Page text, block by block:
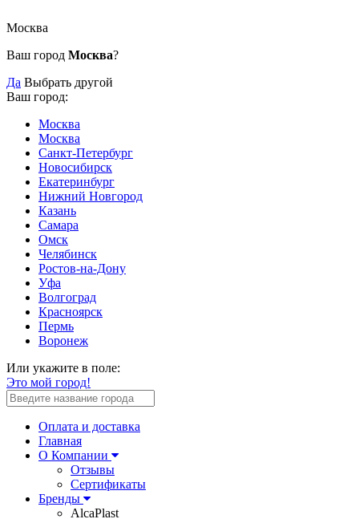
Москва
Ваш город Москва?
Да Выбрать другой
Ваш город:
Москва
Москва
Санкт-Петербург
Новосибирск
Екатеринбург
Нижний Новгород
Казань
Самара
Омск
Челябинск
Ростов-на-Дону
Уфа
Волгоград
Красноярск
Пермь
Воронеж
Или укажите в поле:
Это мой город!
Оплата и доставка
Главная
О Компании
Отзывы
Сертификаты
Бренды
AlcaPlast